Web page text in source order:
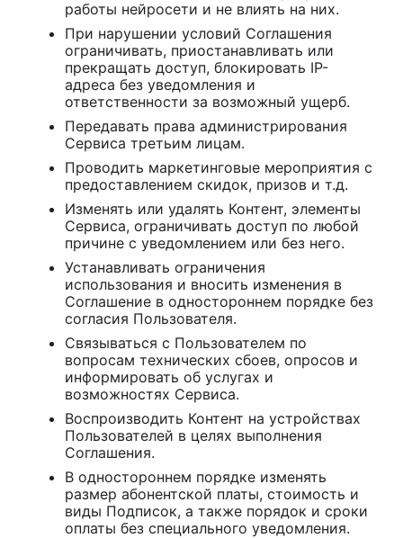
работы нейросети и не влиять на них.
При нарушении условий Соглашения
ограничивать, приостанавливать или
прекращать доступ, блокировать IP-
адреса без уведомления и
ответственности за возможный ущерб.
Передавать права администрирования
Сервиса третьим лицам.
Проводить маркетинговые мероприятия с
предоставлением скидок, призов и т.д.
Изменять или удалять Контент, элементы
Сервиса, ограничивать доступ по любой
причине с уведомлением или без него.
Устанавливать ограничения
использования и вносить изменения в
Соглашение в одностороннем порядке без
согласия Пользователя.
Связываться с Пользователем по
вопросам технических сбоев, опросов и
информировать об услугах и
возможностях Сервиса.
Воспроизводить Контент на устройствах
Пользователей в целях выполнения
Соглашения.
В одностороннем порядке изменять
размер абонентской платы, стоимость и
виды Подписок, а также порядок и сроки
оплаты без специального уведомления.